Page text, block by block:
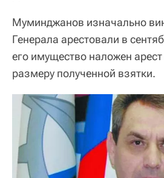
Муминджанов изначально
Генерала арестовали в
его имущество наложен
размеру полученной взятки.